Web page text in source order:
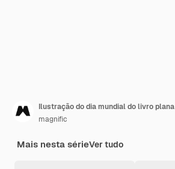
Ilustração do dia mundial do livro plana
magnific
Mais nesta sérieVer tudo